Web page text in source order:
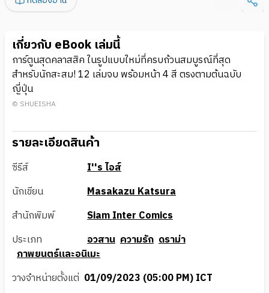
เกี่ยวกับ eBook เล่มนี้
การ์ตูนสุดคลาสสิค ในรูปแบบใหม่ที่ครบถ้วนสมบูรณ์ที่สุด
สำหรับนักสะสม! 12 เล่มจบ พร้อมหน้า 4 สี ตรงตามต้นฉบับ
ญี่ปุ่น
© SHUEISHA
รายละเอียดสินค้า
ซีรีส์
I''s ไอส์
นักเขียน
Masakazu Katsura
สำนักพิมพ์
Siam Inter Comics
ประเภท
อวสาน ความรัก ดราม่า
ภาพยนตร์และอนิเมะ
วางจำหน่ายตั้งแต่ 01/09/2023 (05:00 PM) ICT